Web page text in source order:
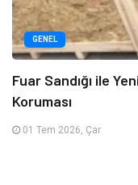
GENEL
Fuar Sandığı ile
Koruması
01 Tem 2026, Çar